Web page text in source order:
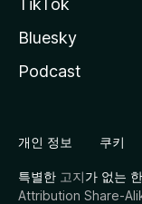
TikTok
Bluesky
Podcast
개인 정보 쿠키
특별한 고지가 없는
Attribution Share-